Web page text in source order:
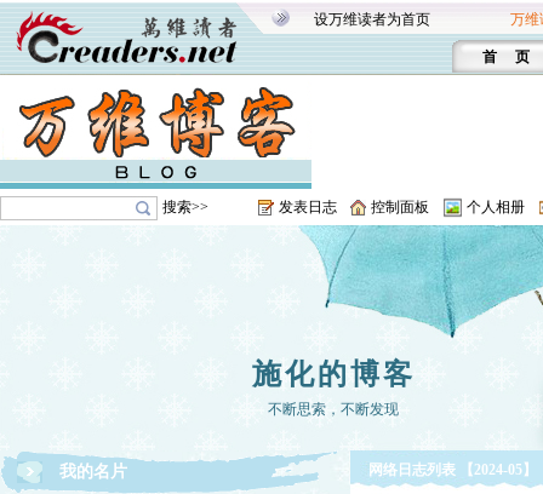
设万维读者为首页 万维
首 页
搜索>> 发表日志 控制面板 个人相册
施化的博客
不断思索，不断发现
我的名片 网络日志列表 【2024-05】